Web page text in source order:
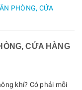
PHÒNG, CỬA
CỬA HÀNG
khí? Có phải mỗi